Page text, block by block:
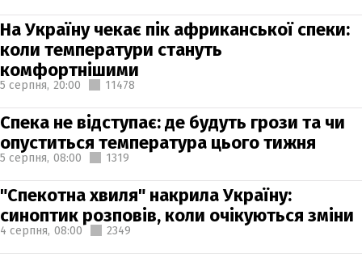
На Україну чекає пік африканської спеки:
коли температури стануть
комфортнішими
5 серпня, 20:00 11478
Спека не відступає: де будуть грози та чи
опуститься температура цього тижня
5 серпня, 08:00 1319
"Спекотна хвиля" накрила Україну:
синоптик розповів, коли очікуються зміни
4 серпня, 08:00 2349